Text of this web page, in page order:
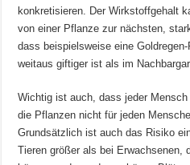
konkretisieren. Der Wirkstoffgehalt
von einer Pflanze zur nächsten,
dass beispielsweise eine
weitaus giftiger ist als im
Wichtig ist auch, dass jeder
die Pflanzen nicht für jeden
Grundsätzlich ist auch das Risiko
Tieren größer als bei Erwachsenen,